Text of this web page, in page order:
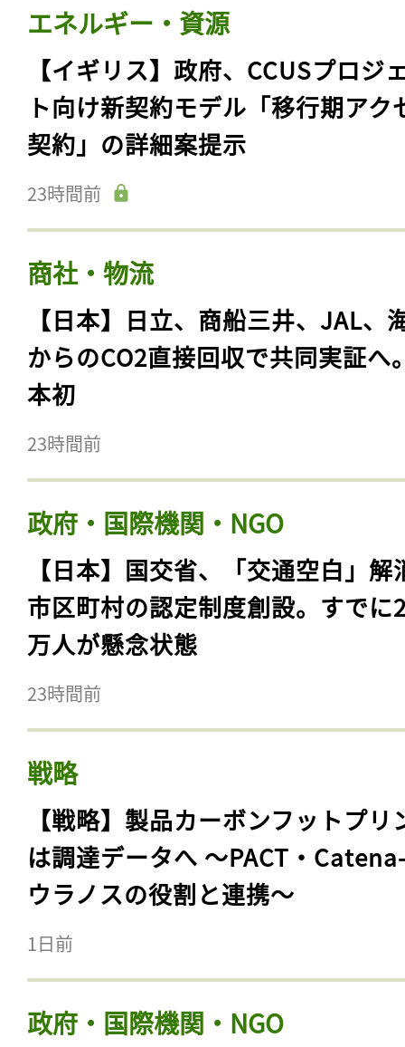
エネルギー・資源
【イギリス】政府、CCUSプロジ
ト向け新契約モデル「移行期アク
契約」の詳細案提示
23時間前
商社・物流
【日本】日立、商船三井、JAL、
からのCO2直接回収で共同実証へ
本初
23時間前
政府・国際機関・NGO
【日本】国交省、「交通空白」解
市区町村の認定制度創設。すでに
万人が懸念状態
23時間前
戦略
【戦略】製品カーボンフットプリ
は調達データへ 〜PACT・
ウラノスの役割と連携〜
1日前
政府・国際機関・NGO